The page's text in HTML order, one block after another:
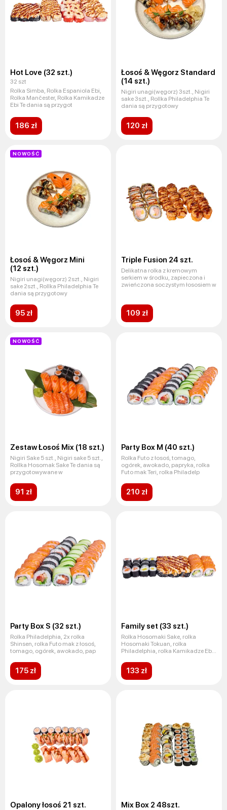
Hot Love (32 szt.)
32 szt
Rolka Simba, Rolka Espaniola Ebi,
Rolka Mančester, Rolka Kamikadze
Ebi Te dania są przygot
186 zł
Łosoś & Węgorz Standard
(14 szt.)
Nigiri unagi(węgorz) 3szt., Nigiri
sake 3szt., Rollka Philadelphia Te
dania są przygotowy
120 zł
NOWOŚĆ
Łosoś & Węgorz Mini
(12 szt.)
Nigiri unagi(węgorz) 2szt., Nigiri
sake 2szt., Rollka Philadelphia Te
dania są przygotowy
95 zł
Triple Fusion 24 szt.
Delikatna rolka z kremowym
serkiem w środku, zapieczona i
zwieńczona soczystym łososiem w
109 zł
NOWOŚĆ
Zestaw Łosoś Mix (18 szt.)
Nigiri Sake 5 szt., Nigiri sake 5 szt.,
Rollka Hosomak Sake Te dania są
przygotowywane w
91 zł
Party Box M (40 szt.)
Rolka Futo z łosoś, tomago,
ogórek, awokado, papryka, rolka
Futo mak Teri, rolka Philadelp
210 zł
Party Box S (32 szt.)
Rolka Philadelphia, 2x rolka
Shinsen, rolka Futo mak z łosoś,
tomago, ogórek, awokado, pap
175 zł
Family set (33 szt.)
Rolka Hosomaki Sake, rolka
Hosomaki Tokuan, rolka
Philadelphia, rolka Kamikadze Ebi
133 zł
Opalony łosoś 21 szt. Mix Box 2 48szt.